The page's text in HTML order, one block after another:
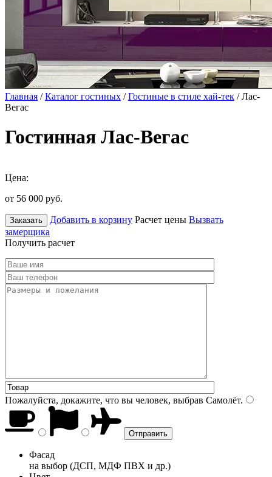
Главная /Каталог гостиных /Гостиные в стиле хай-тек / Лас-
Вегас
Гостинная Лас-Вегас
Цена:
от 56 000 руб.
Заказать Добавить в корзину Расчет цены Вызвать
замерщика
Получить расчет
Пожалуйста, докажите, что вы человек, выбрав Самолёт.
Фасад
на выбор (ДСП, МДФ ПВХ и др.)